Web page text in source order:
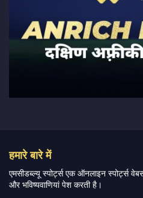
हमारे बारे में
एमसीडब्ल्यू स्पोर्ट्स एक ऑनलाइन स्पोर्ट्स
और भविष्यवाणियां पेश करती है।